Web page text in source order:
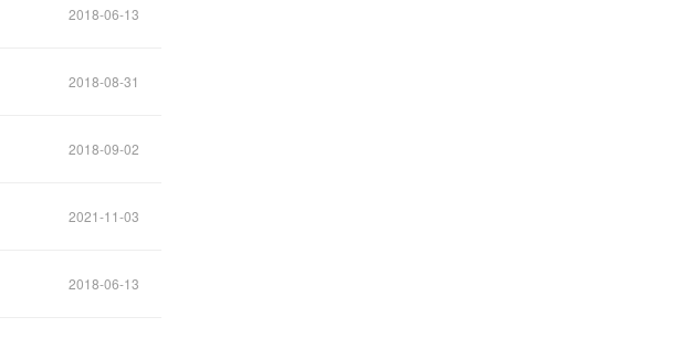
2018-06-13
2018-08-31
2018-09-02
2021-11-03
2018-06-13